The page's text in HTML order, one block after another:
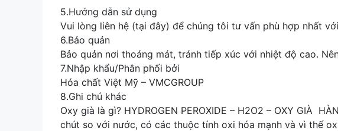
5.Hướng dẫn sử dụng
Vui lòng liên hệ (tại đây) để chúng tôi tư vấn phù hợp nhất
6.Bảo quản
Bảo quản nơi thoáng mát, tránh tiếp xúc với nhiệt độ cao.
7.Nhập khẩu/Phân phối bởi
Hóa chất Việt Mỹ – VMCGROUP
8.Ghi chú khác
Oxy già là gì? HYDROGEN PEROXIDE – H2O2 – OXY GIÀ
chút so với nước, có các thuộc tính oxi hóa mạnh và vì thế